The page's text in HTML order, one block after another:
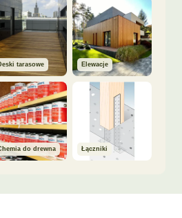
tarasowe Elewacje
do drewna Łączniki